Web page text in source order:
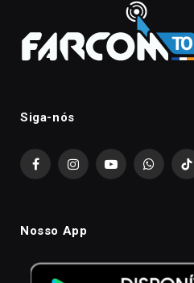
Siga-nós
FacebookInstagramYouTube
Nosso App